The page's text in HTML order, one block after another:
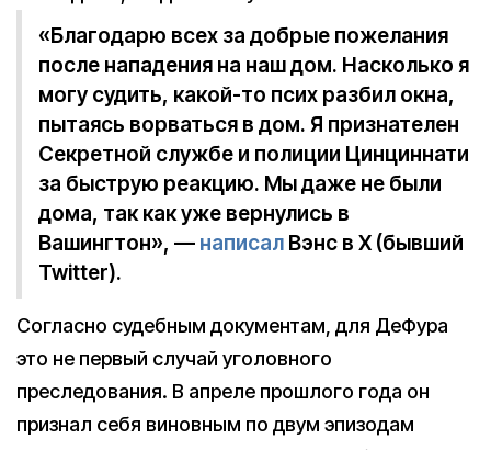
«Благодарю всех за добрые пожелания
после нападения на наш дом. Насколько я
могу судить, какой-то псих разбил окна,
пытаясь ворваться в дом. Я признателен
Секретной службе и полиции Цинциннати
за быструю реакцию. Мы даже не были
дома, так как уже вернулись в
Вашингтон», — написал Вэнс в X (бывший
Twitter).
Согласно судебным документам, для ДеФура
это не первый случай уголовного
преследования. В апреле прошлого года он
признал себя виновным по двум эпизодам